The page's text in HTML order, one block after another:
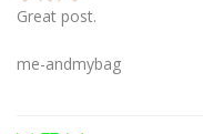
Great post.
me-andmybag